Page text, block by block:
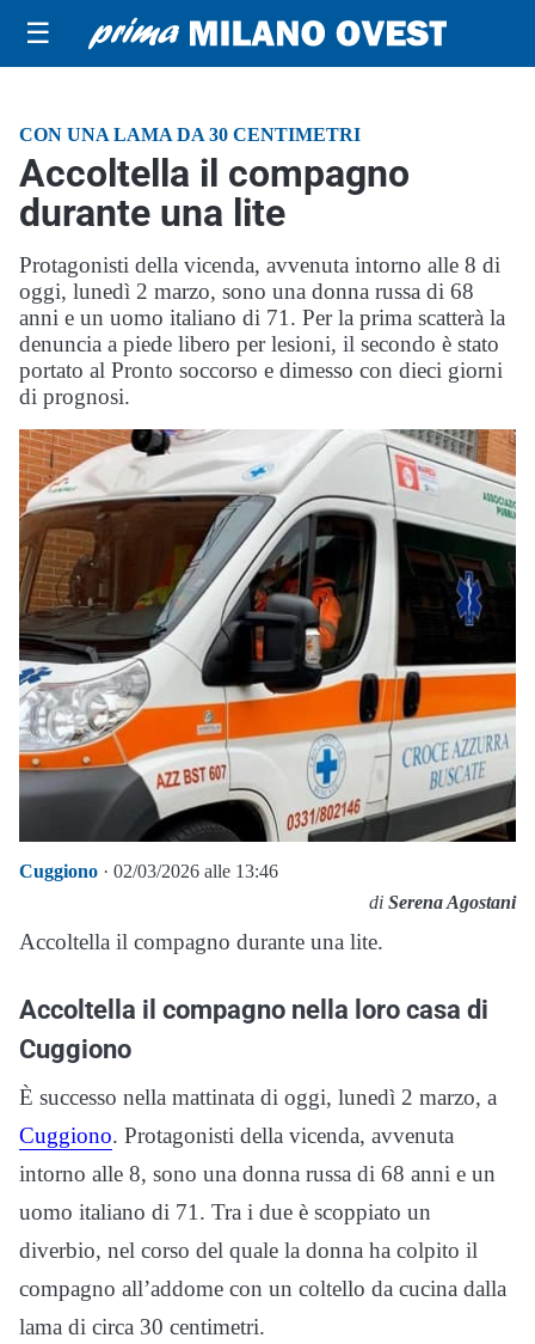
☰
CON UNA LAMA DA 30 CENTIMETRI
Accoltella il compagno
durante una lite
Protagonisti della vicenda, avvenuta intorno alle 8 di
oggi, lunedì 2 marzo, sono una donna russa di 68
anni e un uomo italiano di 71. Per la prima scatterà la
denuncia a piede libero per lesioni, il secondo è stato
portato al Pronto soccorso e dimesso con dieci giorni
di prognosi.
Cuggiono · 02/03/2026 alle 13:46
di Serena Agostani
Accoltella il compagno durante una lite.
Accoltella il compagno nella loro casa di
Cuggiono
È successo nella mattinata di oggi, lunedì 2 marzo, a
Cuggiono. Protagonisti della vicenda, avvenuta
intorno alle 8, sono una donna russa di 68 anni e un
uomo italiano di 71. Tra i due è scoppiato un
diverbio, nel corso del quale la donna ha colpito il
compagno all’addome con un coltello da cucina dalla
lama di circa 30 centimetri.